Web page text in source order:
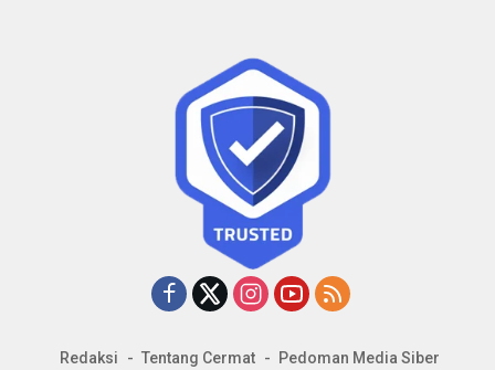
Redaksi Tentang Cermat Pedoman Media Siber